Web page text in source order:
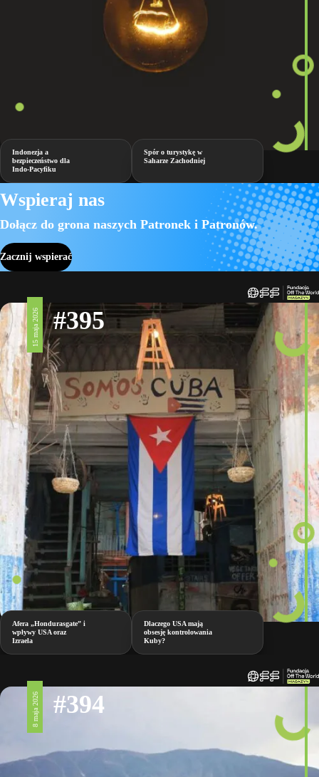
Indonezja a
bezpieczeństwo dla
Indo-Pacyfiku
Spór o turystykę w
Saharze Zachodniej
Wspieraj nas
Dołącz do grona naszych Patronek i Patronów.
Zacznij wspierać
15 maja 2026 #395
Afera „Hondurasgate” i
wpływy USA oraz
Izraela
Dlaczego USA mają
obsesję kontrolowania
Kuby?
8 maja 2026 #394